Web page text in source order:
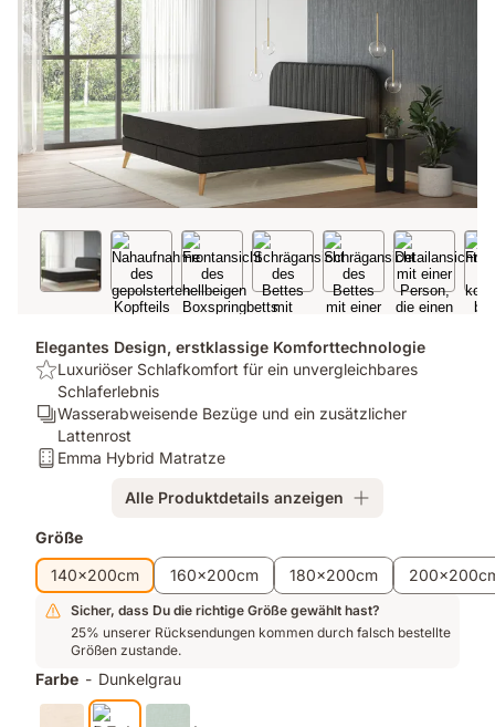
Elegantes Design, erstklassige Komforttechnologie
USP:
Luxuriöser
Schlafkomfort
ein
Schlaferlebnis
Luxuriöser Schlafkomfort für ein unvergleichbares
Schlaferlebnis
Ergonomie/Zonen:
Wasserabweisende
Bezüge
Lattenrost
Wasserabweisende Bezüge und ein zusätzlicher
Lattenrost
Matratze:
Emma Hybrid Matratze
Alle Produktdetails anzeigen
Zusatzprodukte
Größe
140x200cm
160x200cm 180x200cm
Sicher, dass Du die richtige Größe gewählt hast?
25% unserer Rücksendungen kommen durch falsch bestellte
Größen zustande.
Farbe - Dunkelgrau